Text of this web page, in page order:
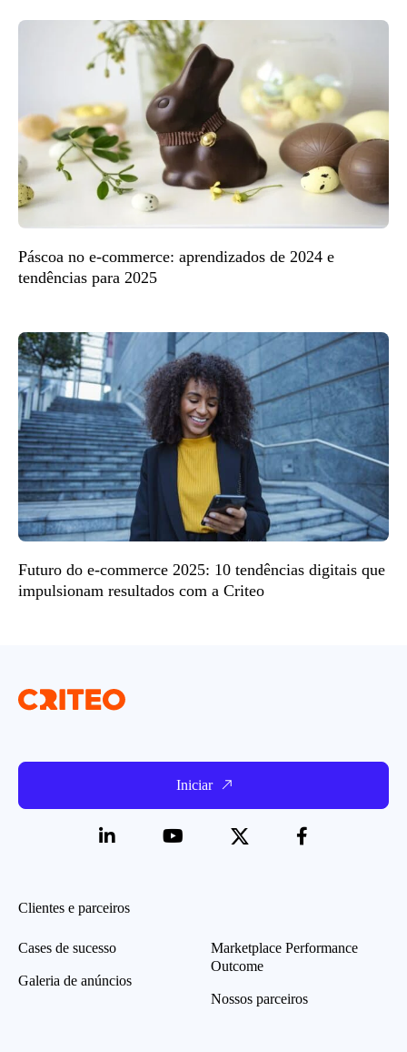
Páscoa no e-commerce: aprendizados de 2024 e
tendências para 2025
Futuro do e-commerce 2025: 10 tendências digitais que
impulsionam resultados com a Criteo
Iniciar
Clientes e parceiros
Cases de sucesso
Galeria de anúncios
Marketplace Performance
Outcome
Nossos parceiros